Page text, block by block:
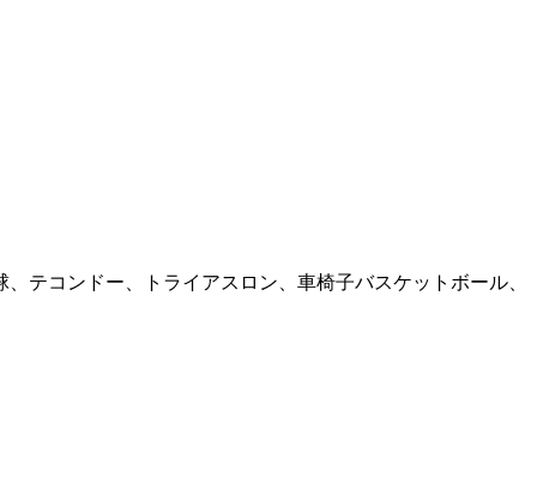
テコンドー、トライアスロン、車椅子バスケットボール、